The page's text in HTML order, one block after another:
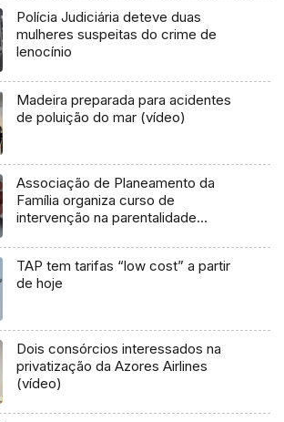
Polícia Judiciária deteve duas
mulheres suspeitas do crime de
lenocínio
Madeira preparada para acidentes
de poluição do mar (vídeo)
Associação de Planeamento da
Família organiza curso de
intervenção na parentalidade
TAP tem tarifas “low cost” a partir
de hoje
Dois consórcios interessados na
privatização da Azores Airlines
(vídeo)